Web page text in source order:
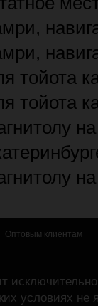
Оптовым клиентам
исключительно
условиях не